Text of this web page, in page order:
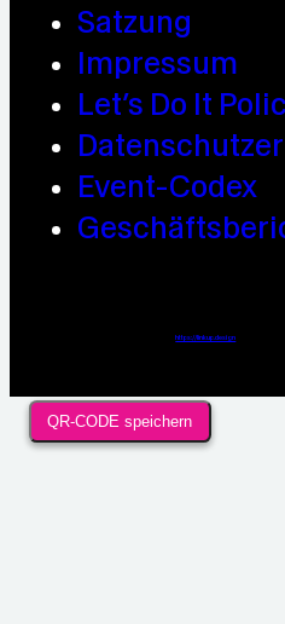
Satzung
Impressum
Let’s Do It
Event-Codex
https://linkup.design
QR-CODE speichern